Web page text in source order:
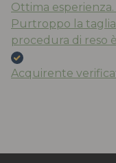
Ottima
Purtroppo la
procedura di reso
Acquirente